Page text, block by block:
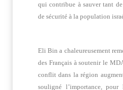
qui contribue à sauver tant
de sécurité à la population
Eli Bin a chaleureusement
des Français à soutenir le
conflit dans la région
souligné l’importance, pour